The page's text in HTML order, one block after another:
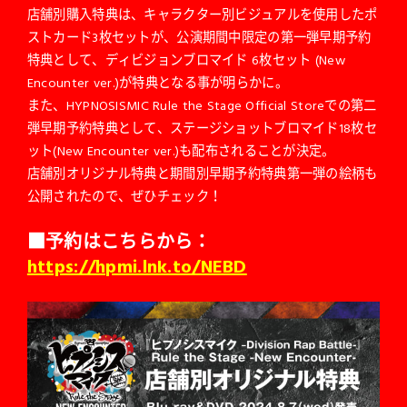
店舗別購入特典は、キャラクター別ビジュアルを使用したポ
ストカード3枚セットが、公演期間中限定の第一弾早期予約
特典として、ディビジョンブロマイド 6枚セット (New
Encounter ver.)が特典となる事が明らかに。
また、HYPNOSISMIC Rule the Stage Official Storeでの第二
弾早期予約特典として、ステージショットブロマイド18枚セ
ット(New Encounter ver.)も配布されることが決定。
店舗別オリジナル特典と期間別早期予約特典第一弾の絵柄も
公開されたので、ぜひチェック！
■予約はこちらから：
https://hpmi.lnk.to/NEBD